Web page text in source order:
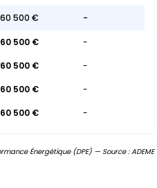
500 € -
500 €
-
500 €
-
500 €
-
500 € -
Énergétique (DPE) — Source : ADEME